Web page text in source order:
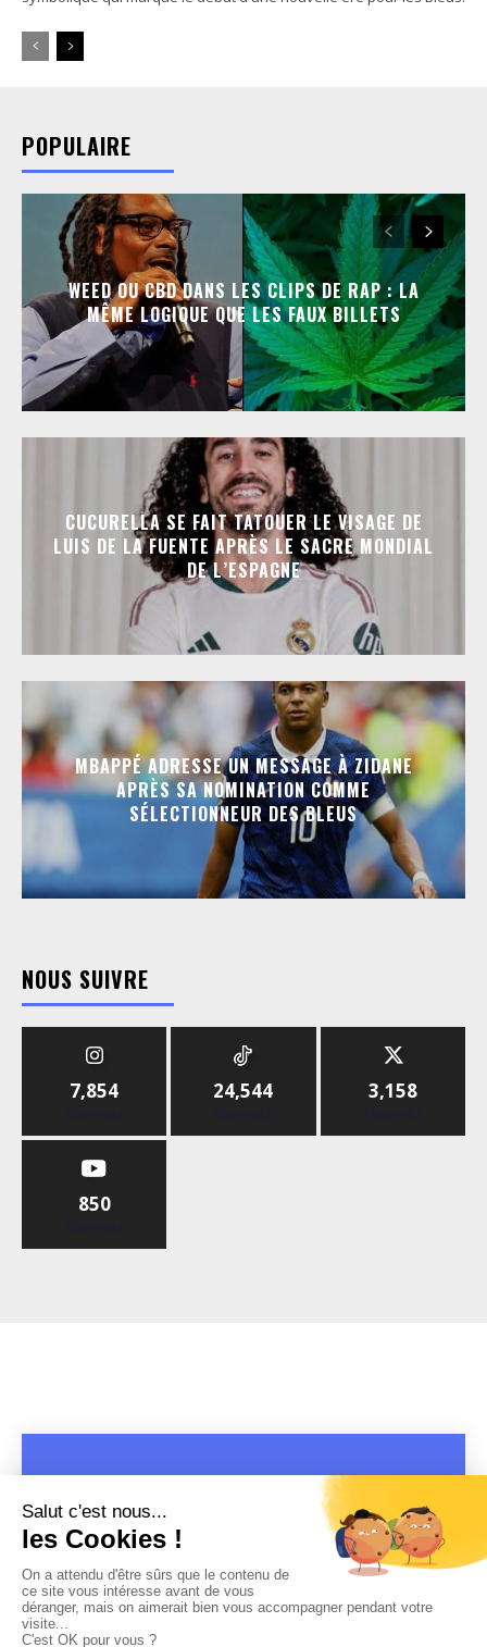
POPULAIRE
WEED OU CBD DANS LES CLIPS DE RAP : LA
MÊME LOGIQUE QUE LES FAUX BILLETS
CUCURELLA SE FAIT TATOUER LE VISAGE DE
LUIS DE LA FUENTE APRÈS LE SACRE MONDIAL
DE L’ESPAGNE
MBAPPÉ ADRESSE UN MESSAGE À ZIDANE
APRÈS SA NOMINATION COMME
SÉLECTIONNEUR DES BLEUS
NOUS SUIVRE
7,854
Abonnés
24,544
Abonnés
3,158
Abonnés
850
Abonnés